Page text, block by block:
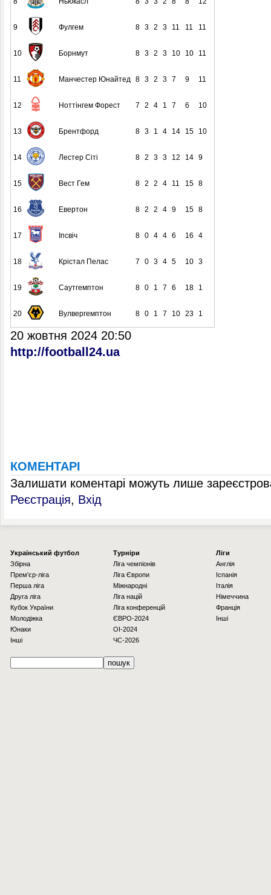
9 Фулгем 8 3 2 3 11 11 11
10 Борнмут 8 3 2 3 10 10 11
11 Манчестер Юнайтед 8 3 2 3 7 9 11
12 Ноттінгем Форест 7 2 4 1 7 6 10
13 Брентфорд 8 3 1 4 14 15 10
14 Лестер Сіті 8 2 3 3 12 14 9
15 Вест Гем 8 2 2 4 11 15 8
16 Евертон 8 2 2 4 9 15 8
17 Іпсвіч 8 0 4 4 6 16 4
18 Крістал Пелас 7 0 3 4 5 10 3
19 Саутгемптон 8 0 1 7 6 18 1
20 Вулвергемптон 8 0 1 7 10 23 1
20 жовтня 2024 20:50
http://football24.ua
КОМЕНТАРІ
Залишати коментарі можуть лише
Реєстрація, Вхід
Українcький футбол
Збірна
Прем'єр-ліга
Перша ліга
Друга ліга
Кубок України
Молодіжка
Юнаки
Інші
Турніри
Ліга чемпіонів
Ліга Європи
Міжнародні
Ліга націй
Ліга конференцій
ЄВРО-2024
OI-2024
ЧС-2026
Ліги
Англія
Іспанія
Італія
Німеччина
Франція
Інші